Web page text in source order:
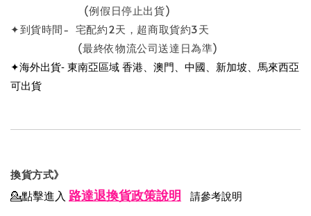
(例假日停止出貨)
✦到貨時間- 宅配約2天，超商取貨約3天
(最終依物流公司送達日為準)
✦海外出貨- 東南亞區域 香港、澳門、中國、新加坡、馬來西亞
可出貨
換貨方式》
💁點擊進入 路達退換貨政策說明 請參考說明